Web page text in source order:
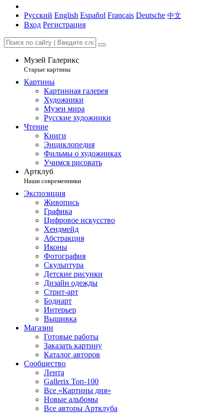
Русский English Español Français Deutsche 中文
Вход Регистрация
Музей Галерикс
Старые картины
Картины
Картинная галерея
Художники
Музеи мира
Русские художники
Чтение
Книги
Энциклопедия
Фильмы о художниках
Учимся рисовать
Артклуб
Наши современники
Экспозиция
Живопись
Графика
Цифровое искусство
Хендмейд
Абстракция
Иконы
Фотография
Скульптура
Детские рисунки
Дизайн одежды
Стрит-арт
Бодиарт
Интерьер
Вышивка
Магазин
Готовые работы
Заказать картину
Каталог авторов
Сообщество
Лента
Gallerix Топ-100
Все «Картины дня»
Новые альбомы
Все авторы Артклуба